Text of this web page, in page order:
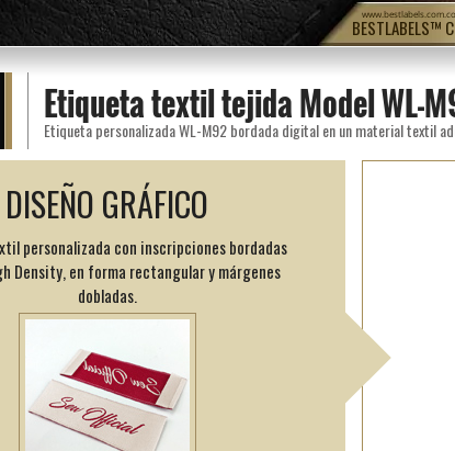
BESTLABELS™
www.bestlabels.com.co
Etiqueta textil tejida Model WL-
DISEÑO GRÁFICO
personalizada con inscripciones bordadas
Density, en forma rectangular y márgenes
dobladas.